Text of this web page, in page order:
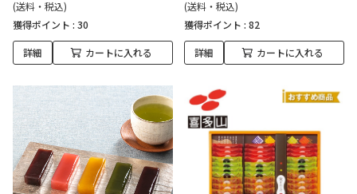
(送料・税込)
獲得ポイント : 30
詳細 カートに入れる
(送料・税込)
獲得ポイント : 82
詳細 カートに入れる